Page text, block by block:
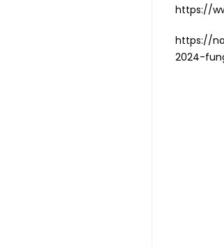
https://
https://
2024-